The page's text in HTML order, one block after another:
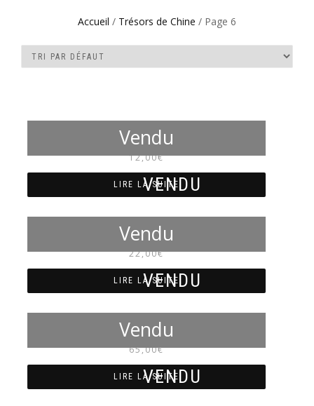
Accueil / Trésors de Chine / Page 6
NM7102
12,00€
LIRE LA SUITE
NM7100
22,00€
LIRE LA SUITE
NM7095
65,00€
LIRE LA SUITE